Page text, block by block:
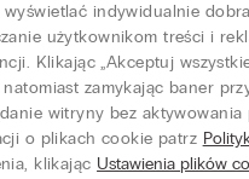
wyświetlać indywidualnie
użytkownikom treści i
Klikając „Akceptuj
zamykając baner
witryny bez
o plikach cookie patrz
klikając Ustawienia plików